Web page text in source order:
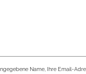
Name, Ihre Email-